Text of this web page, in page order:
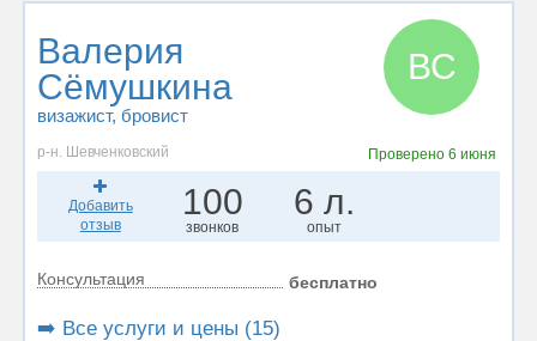
Валерия
Сёмушкина
визажист, бровист
ВС
р-н. Шевченковский Проверено 6 июня
Добавить
отзыв
100
звонков
6 л.
опыт
Консультация бесплатно
➡️ Все услуги и цены (15)